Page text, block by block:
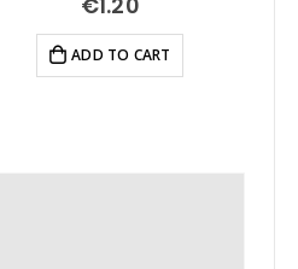
ADD TO CART